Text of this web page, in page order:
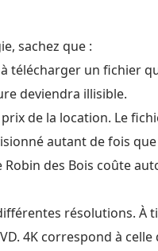
sachez que :
télécharger un fichier
deviendra illisible.
de la location. Le
autant de fois
Robin des Bois coûte
résolutions. À
4K correspond à